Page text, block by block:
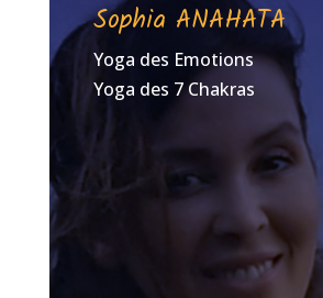
Sophia ANAHATA
Yoga des Emotions
Yoga des 7 Chakras